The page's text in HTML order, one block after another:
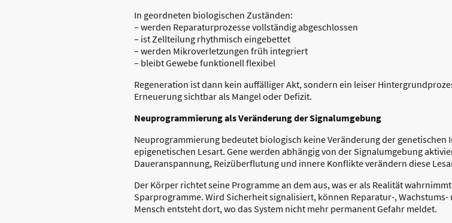
In geordneten biologischen Zuständen:
– werden Reparaturprozesse vollständig abgeschlossen
– ist Zellteilung rhythmisch eingebettet
– werden Mikroverletzungen früh integriert
– bleibt Gewebe funktionell flexibel
Regeneration ist dann kein auffälliger Akt, sondern ein leiser
Erneuerung sichtbar als Mangel oder Defizit.
Neuprogrammierung als Veränderung der Signalumgebung
Neuprogrammierung bedeutet biologisch keine Veränderung der
epigenetischen Lesart. Gene werden abhängig von der Signalumgebung
Daueranspannung, Reizüberflutung und innere Konflikte verändern diese
Der Körper richtet seine Programme an dem aus, was er als Realität
Sparprogramme. Wird Sicherheit signalisiert, können Reparatur-,
Mensch entsteht dort, wo das System nicht mehr permanent Gefahr meldet.